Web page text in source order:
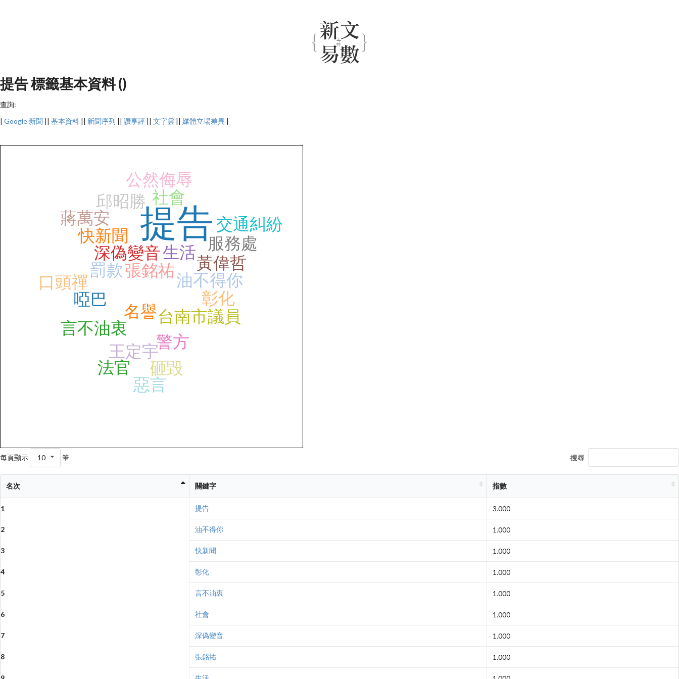
提告 標籤基本資料 ()
查詢:
| Google 新聞 || 基本資料 || 新聞序列 || 讚享評 || 文字雲 || 媒體立場差異 |
提告
油不得你
快新聞
彰化
言不油衷
社會
深偽變音
張銘祐
生活
王定宇
黃偉哲
蔣萬安
警方
公然侮辱
服務處
邱昭勝
台南市議員
砸毀
交通糾紛
惡言
啞巴
罰款
名譽
口頭禪
法官
每頁顯示 10 筆 搜尋
名次 關鍵字 指數
1 提告 3.000
2 油不得你 1.000
3 快新聞 1.000
4 彰化 1.000
5 言不油衷 1.000
6 社會 1.000
7 深偽變音 1.000
8 張銘祐 1.000